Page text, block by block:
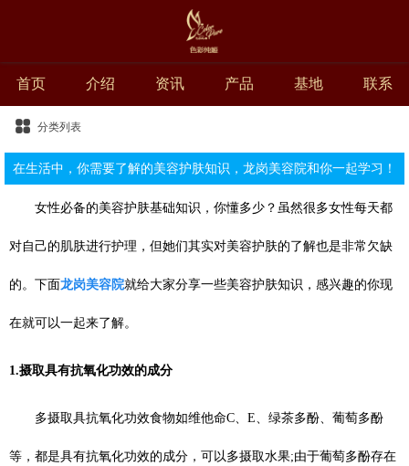
首页 介绍 资讯 产品 基地 联系
分类列表
在生活中，你需要了解的美容护肤知识，龙岗美容院和你一起学习！
女性必备的美容护肤基础知识，你懂多少？虽然很多女性每天都
对自己的肌肤进行护理，但她们其实对美容护肤的了解也是非常欠缺
的。下面龙岗美容院就给大家分享一些美容护肤知识，感兴趣的你现
在就可以一起来了解。
1.摄取具有抗氧化功效的成分
多摄取具抗氧化功效食物如维他命C、E、绿茶多酚、葡萄多酚
等，都是具有抗氧化功效的成分，可以多摄取水果;由于葡萄多酚存在